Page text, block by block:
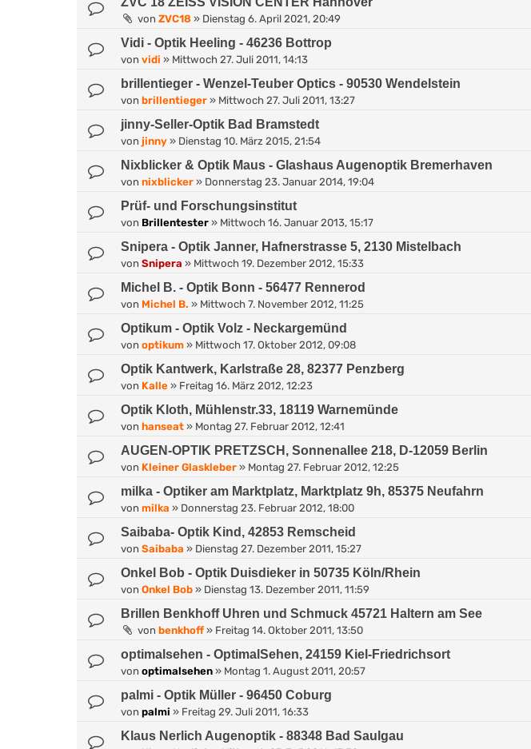
von ZVC18 » Dienstag 6. April 2021, 20:49
Vidi - Optik Heeling - 46236 Bottrop
von vidi » Mittwoch 27. Juli 2011, 14:13
brillentieger - Wenzel-Teuber Optics - 90530 Wendelstein
von brillentieger » Mittwoch 27. Juli 2011, 13:27
jinny-Seller-Optik Bad Bramstedt
von jinny » Dienstag 10. März 2015, 21:54
Nixblicker & Optik Maus - Glashaus Augenoptik Bremerhaven
von nixblicker » Donnerstag 23. Januar 2014, 19:04
Prüf- und Forschungsinstitut
von Brillentester » Mittwoch 16. Januar 2013, 15:17
Snipera - Optik Janner, Hafnerstrasse 5, 2130 Mistelbach
von Snipera » Mittwoch 19. Dezember 2012, 15:33
Michel B. - Optik Bonn - 56477 Rennerod
von Michel B. » Mittwoch 7. November 2012, 11:25
Optikum - Optik Volz - Neckargemünd
von optikum » Mittwoch 17. Oktober 2012, 09:08
Optik Kantwerk, Karlstraße 28, 82377 Penzberg
von Kalle » Freitag 16. März 2012, 12:23
Optik Kloth, Mühlenstr.33, 18119 Warnemünde
von hanseat » Montag 27. Februar 2012, 12:41
AUGEN-OPTIK PRETZSCH, Sonnenallee 218, D-12059 Berlin
von Kleiner Glaskleber » Montag 27. Februar 2012, 12:25
milka - Optiker am Marktplatz, Marktplatz 9h, 85375 Neufahrn
von milka » Donnerstag 23. Februar 2012, 18:00
Saibaba- Optik Kind, 42853 Remscheid
von Saibaba » Dienstag 27. Dezember 2011, 15:27
Onkel Bob - Optik Duisdieker in 50735 Köln/Rhein
von Onkel Bob » Dienstag 13. Dezember 2011, 11:59
Brillen Benkhoff Uhren und Schmuck 45721 Haltern am See
von benkhoff» Freitag 14. Oktober 2011, 13:50
optimalsehen - OptimalSehen, 24159 Kiel-Friedrichsort
von optimalsehen » Montag 1. August 2011, 20:57
palmi - Optik Müller - 96450 Coburg
von palmi » Freitag 29. Juli 2011, 16:33
Klaus Nerlich Augenoptik - 88348 Bad Saulgau